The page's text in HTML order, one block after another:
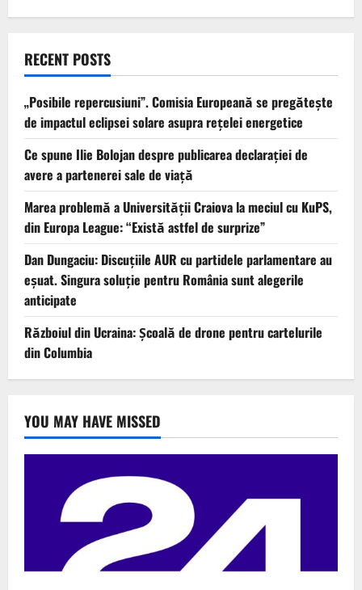
RECENT POSTS
„Posibile repercusiuni”. Comisia Europeană se pregătește
de impactul eclipsei solare asupra rețelei energetice
Ce spune Ilie Bolojan despre publicarea declarației de
avere a partenerei sale de viață
Marea problemă a Universității Craiova la meciul cu KuPS,
din Europa League: “Există astfel de surprize”
Dan Dungaciu: Discuțiile AUR cu partidele parlamentare au
eșuat. Singura soluție pentru România sunt alegerile
anticipate
Războiul din Ucraina: Școală de drone pentru cartelurile
din Columbia
YOU MAY HAVE MISSED